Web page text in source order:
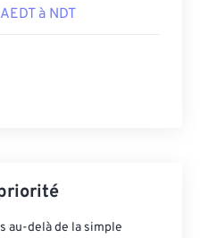
AEDT à NDT
au-delà de la simple